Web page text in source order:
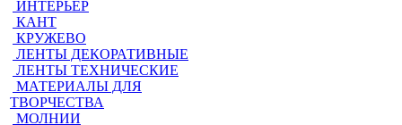
ИНТЕРЬЕР
КАНТ
КРУЖЕВО
ЛЕНТЫ ДЕКОРАТИВНЫЕ
ЛЕНТЫ ТЕХНИЧЕСКИЕ
МАТЕРИАЛЫ ДЛЯ
ТВОРЧЕСТВА
МОЛНИИ